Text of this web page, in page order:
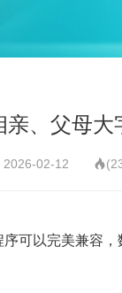
、父母
02-12 
可以完美兼容